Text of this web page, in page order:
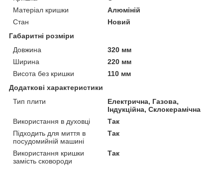
Матеріал кришки
Алюміній
Стан
Новий
Габаритні розміри
Довжина
320 мм
Ширина
220 мм
Висота без кришки
110 мм
Додаткові характеристики
Тип плити
Електрична, Газова,
Індукційна, Склокерамічна
Використання в духовці
Так
Підходить для миття в
посудомийній машині
Так
Використання кришки
замість сковороди
Так